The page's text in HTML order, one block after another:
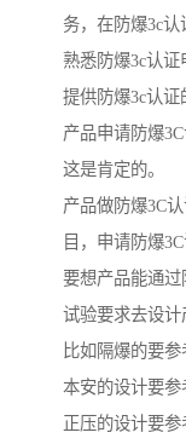
务，在防爆3c认
熟悉防爆3c认
提供防爆3c认证
产品申请防爆
这是肯定的。
产品做防爆3C
目，申请防爆3C
要想产品能通
试验要求去设计
比如隔爆的要参
本安的设计要参
正压的设计要参